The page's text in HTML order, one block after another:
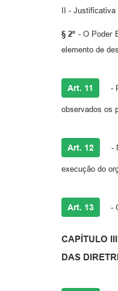
II -
§ 2º - O Poder
elemento de
Art. 11 -
observados os
Art. 12 -
execução do
Art. 13 -
CAPÍTULO III
DAS